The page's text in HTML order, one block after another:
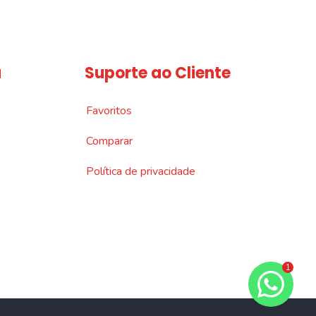
Suporte ao Cliente
Favoritos
Comparar
Política de privacidade
1